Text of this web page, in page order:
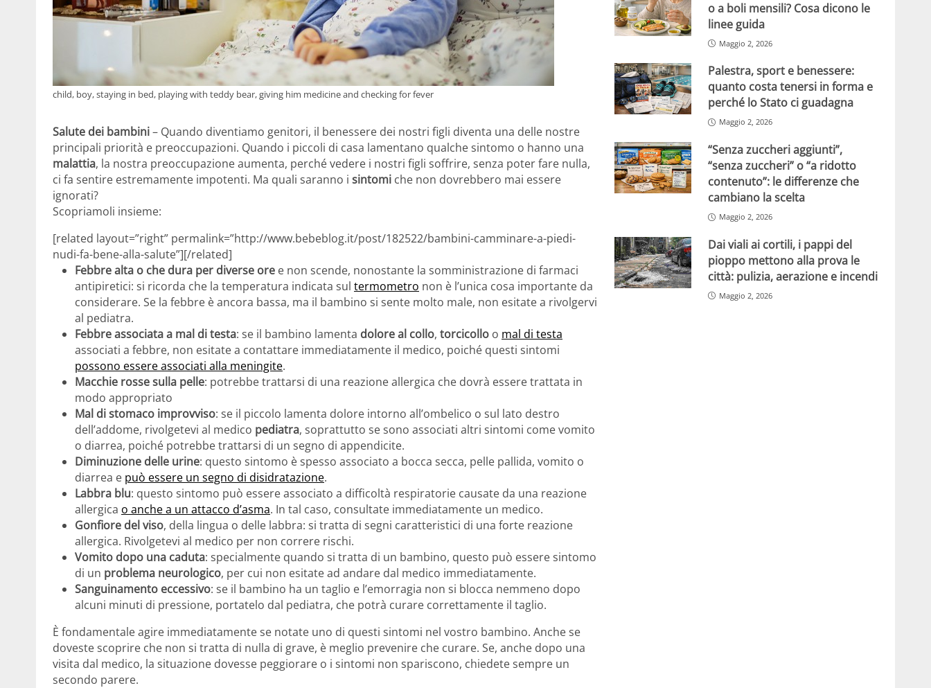
child, boy, staying in bed, playing with teddy bear, giving him medicine and checking for fever
Salute dei bambini– Quando diventiamo genitori, il benessere dei nostri figli diventa una delle nostre
principali priorità e preoccupazioni. Quando i piccoli di casa lamentano qualche sintomo o hanno una
malattia, la nostra preoccupazione aumenta, perché vedere i nostri figli soffrire, senza poter fare nulla,
ci fa sentire estremamente impotenti. Ma quali saranno i sintomi che non dovrebbero mai essere
ignorati?
Scopriamoli insieme:
[related layout=”right” permalink=”http://www.bebeblog.it/post/182522/bambini-camminare-a-piedi-
nudi-fa-bene-alla-salute”][/related]
Febbre alta o che dura per diverse ore e non scende, nonostante la somministrazione di farmaci
antipiretici: si ricorda che la temperatura indicata sul termometro non è l’unica cosa importante da
considerare. Se la febbre è ancora bassa, ma il bambino si sente molto male, non esitate a rivolgervi
al pediatra.
Febbre associata a mal di testa: se il bambino lamenta dolore al collo, torcicollo o mal di testa
associati a febbre, non esitate a contattare immediatamente il medico, poiché questi sintomi
possono essere associati alla meningite.
Macchie rosse sulla pelle: potrebbe trattarsi di una reazione allergica che dovrà essere trattata in
modo appropriato
Mal di stomaco improvviso: se il piccolo lamenta dolore intorno all’ombelico o sul lato destro
dell’addome, rivolgetevi al medico pediatra, soprattutto se sono associati altri sintomi come vomito
o diarrea, poiché potrebbe trattarsi di un segno di appendicite.
Diminuzione delle urine: questo sintomo è spesso associato a bocca secca, pelle pallida, vomito o
diarrea e può essere un segno di disidratazione.
Labbra blu: questo sintomo può essere associato a difficoltà respiratorie causate da una reazione
allergica o anche a un attacco d’asma. In tal caso, consultate immediatamente un medico.
Gonfiore del viso, della lingua o delle labbra: si tratta di segni caratteristici di una forte reazione
allergica. Rivolgetevi al medico per non correre rischi.
Vomito dopo una caduta: specialmente quando si tratta di un bambino, questo può essere sintomo
di un problema neurologico, per cui non esitate ad andare dal medico immediatamente.
Sanguinamento eccessivo: se il bambino ha un taglio e l’emorragia non si blocca nemmeno dopo
alcuni minuti di pressione, portatelo dal pediatra, che potrà curare correttamente il taglio.
È fondamentale agire immediatamente se notate uno di questi sintomi nel vostro bambino. Anche se
doveste scoprire che non si tratta di nulla di grave, è meglio prevenire che curare. Se, anche dopo una
visita dal medico, la situazione dovesse peggiorare o i sintomi non spariscono, chiedete sempre un
secondo parere.
o a boli mensili? Cosa dicono le
linee guida
Maggio 2, 2026
Palestra, sport e benessere:
quanto costa tenersi in forma e
perché lo Stato ci guadagna
Maggio 2, 2026
“Senza zuccheri aggiunti”,
“senza zuccheri” o “a ridotto
contenuto”: le differenze che
cambiano la scelta
Maggio 2, 2026
Dai viali ai cortili, i pappi del
pioppo mettono alla prova le
città: pulizia, aerazione e incendi
Maggio 2, 2026